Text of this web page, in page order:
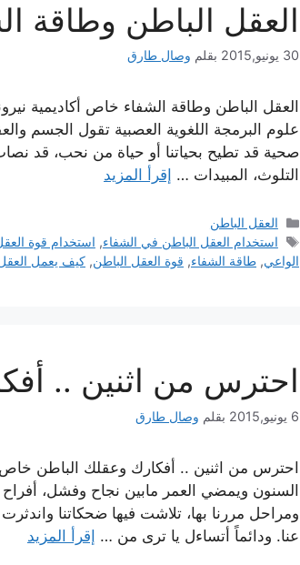
العقل الباطن وطاقة
30 يونيو,2015 بقلم وصال طارق
العقل الباطن وطاقة الشفاء خاص أكاديمية
علوم البرمجة اللغوية العصبية تقول الجسم
صحية قد تطيح بحياتنا أو حياة من نحب، قد نصاب
التلوث، المبيدات … إقرأ المزيد
التصنيفات
العقل الباطن
الوسوم
استخدام العقل الباطن في الشفاء, استخدام قوة
الواعي, طاقة الشفاء, قوة العقل الباطن, كيف يعمل
احترس من اثنين ..
6 يونيو,2015 بقلم وصال طارق
احترس من اثنين .. أفكارك وعقلك الباطن خاص
السنون ويمضي العمر مابين نجاح وفشل، أفراح
ومراحل مررنا بها، تلاشت فيها ضحكاتنا
عنا. ودائماً أتساءل يا ترى من … إقرأ المزيد